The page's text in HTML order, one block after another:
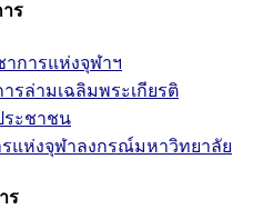
ร
การแห่งจุฬาฯ
รล่ามเฉลิมพระเกียรติ
ระชาชน
แห่งจุฬาลงกรณ์มหาวิทยาลัย
ร